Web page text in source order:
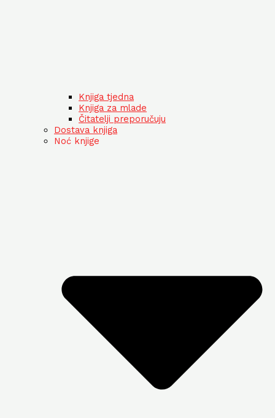
Knjiga tjedna
Knjiga za mlade
Čitatelji preporučuju
Dostava knjiga
Noć knjige